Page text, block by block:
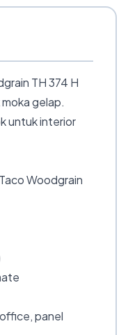
TH 374 H
gelap.
untuk interior
Woodgrain
panel